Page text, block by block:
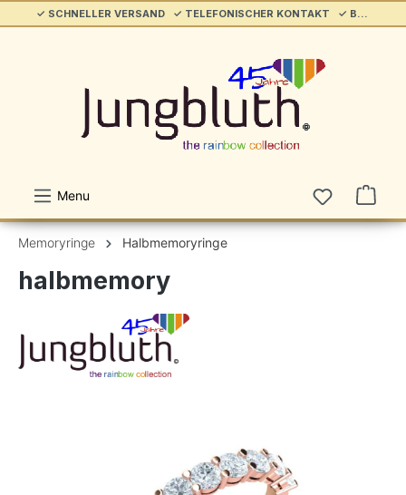
springen ✓ SCHNELLER VERSAND ✓ TELEFONISCHER KONTAKT ✓ BELIEBT & ETABLIERT ✓ SERVICE/HILFE
Menu
Memoryringe Halbmemoryringe
halbmemory